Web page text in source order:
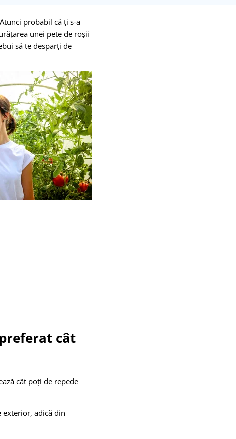
probabil că ți s-a
unei pete de roșii
să te desparți de
cât
cât poți de repede
exterior, adică din